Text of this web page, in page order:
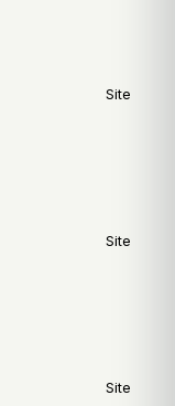
Site
Site
Site